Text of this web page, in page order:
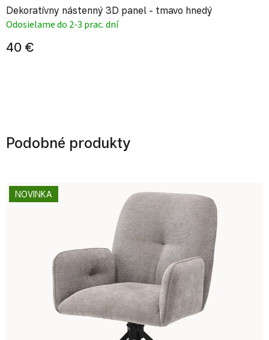
Dekoratívny nástenný 3D panel - tmavo hnedý
Odosielame do 2-3 prac. dní
40 €
Podobné produkty
NOVINKA